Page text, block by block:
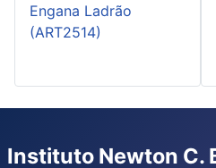
Engana Ladrão
(ART2514)
Instituto Newton C.